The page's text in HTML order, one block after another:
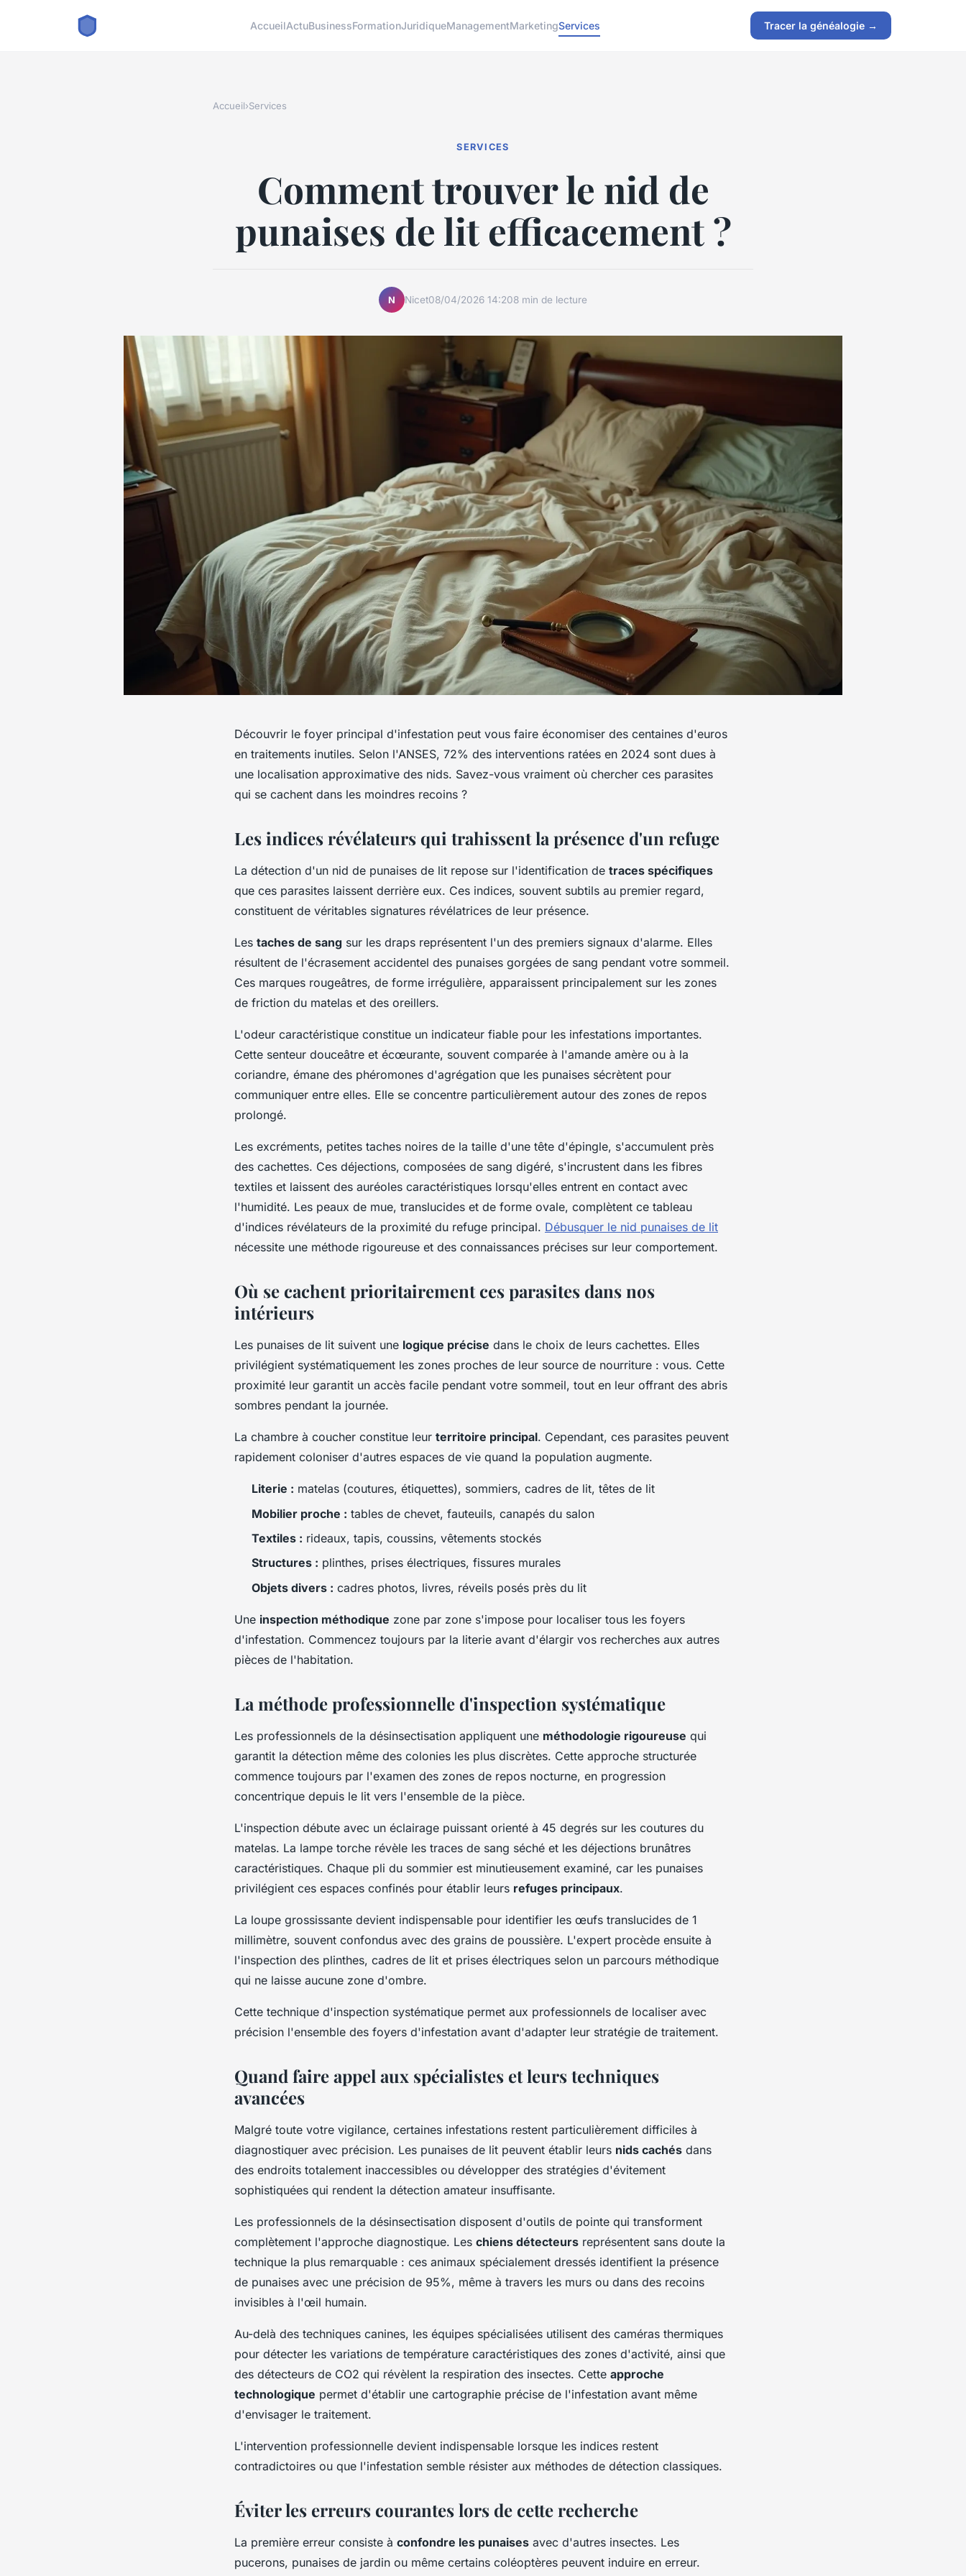
AccueilActuBusinessFormationJuridiqueManagementMarketingServices Tracer la généalogie →
Accueil›Services
SERVICES
Comment trouver le nid de
punaises de lit efficacement ?
N Nicet08/04/2026 14:208 min de lecture
Découvrir le foyer principal d'infestation peut vous faire économiser des centaines d'euros
en traitements inutiles. Selon l'ANSES, 72% des interventions ratées en 2024 sont dues à
une localisation approximative des nids. Savez-vous vraiment où chercher ces parasites
qui se cachent dans les moindres recoins ?
Les indices révélateurs qui trahissent la présence d'un refuge
La détection d'un nid de punaises de lit repose sur l'identification de traces spécifiques
que ces parasites laissent derrière eux. Ces indices, souvent subtils au premier regard,
constituent de véritables signatures révélatrices de leur présence.
Les taches de sang sur les draps représentent l'un des premiers signaux d'alarme. Elles
résultent de l'écrasement accidentel des punaises gorgées de sang pendant votre sommeil.
Ces marques rougeâtres, de forme irrégulière, apparaissent principalement sur les zones
de friction du matelas et des oreillers.
L'odeur caractéristique constitue un indicateur fiable pour les infestations importantes.
Cette senteur douceâtre et écœurante, souvent comparée à l'amande amère ou à la
coriandre, émane des phéromones d'agrégation que les punaises sécrètent pour
communiquer entre elles. Elle se concentre particulièrement autour des zones de repos
prolongé.
Les excréments, petites taches noires de la taille d'une tête d'épingle, s'accumulent près
des cachettes. Ces déjections, composées de sang digéré, s'incrustent dans les fibres
textiles et laissent des auréoles caractéristiques lorsqu'elles entrent en contact avec
l'humidité. Les peaux de mue, translucides et de forme ovale, complètent ce tableau
d'indices révélateurs de la proximité du refuge principal. Débusquer le nid punaises de lit
nécessite une méthode rigoureuse et des connaissances précises sur leur comportement.
Où se cachent prioritairement ces parasites dans nos
intérieurs
Les punaises de lit suivent une logique précise dans le choix de leurs cachettes. Elles
privilégient systématiquement les zones proches de leur source de nourriture : vous. Cette
proximité leur garantit un accès facile pendant votre sommeil, tout en leur offrant des abris
sombres pendant la journée.
La chambre à coucher constitue leur territoire principal. Cependant, ces parasites peuvent
rapidement coloniser d'autres espaces de vie quand la population augmente.
Literie : matelas (coutures, étiquettes), sommiers, cadres de lit, têtes de lit
Mobilier proche : tables de chevet, fauteuils, canapés du salon
Textiles : rideaux, tapis, coussins, vêtements stockés
Structures : plinthes, prises électriques, fissures murales
Objets divers : cadres photos, livres, réveils posés près du lit
Une inspection méthodique zone par zone s'impose pour localiser tous les foyers
d'infestation. Commencez toujours par la literie avant d'élargir vos recherches aux autres
pièces de l'habitation.
La méthode professionnelle d'inspection systématique
Les professionnels de la désinsectisation appliquent une méthodologie rigoureuse qui
garantit la détection même des colonies les plus discrètes. Cette approche structurée
commence toujours par l'examen des zones de repos nocturne, en progression
concentrique depuis le lit vers l'ensemble de la pièce.
L'inspection débute avec un éclairage puissant orienté à 45 degrés sur les coutures du
matelas. La lampe torche révèle les traces de sang séché et les déjections brunâtres
caractéristiques. Chaque pli du sommier est minutieusement examiné, car les punaises
privilégient ces espaces confinés pour établir leurs refuges principaux.
La loupe grossissante devient indispensable pour identifier les œufs translucides de 1
millimètre, souvent confondus avec des grains de poussière. L'expert procède ensuite à
l'inspection des plinthes, cadres de lit et prises électriques selon un parcours méthodique
qui ne laisse aucune zone d'ombre.
Cette technique d'inspection systématique permet aux professionnels de localiser avec
précision l'ensemble des foyers d'infestation avant d'adapter leur stratégie de traitement.
Quand faire appel aux spécialistes et leurs techniques
avancées
Malgré toute votre vigilance, certaines infestations restent particulièrement difficiles à
diagnostiquer avec précision. Les punaises de lit peuvent établir leurs nids cachés dans
des endroits totalement inaccessibles ou développer des stratégies d'évitement
sophistiquées qui rendent la détection amateur insuffisante.
Les professionnels de la désinsectisation disposent d'outils de pointe qui transforment
complètement l'approche diagnostique. Les chiens détecteurs représentent sans doute la
technique la plus remarquable : ces animaux spécialement dressés identifient la présence
de punaises avec une précision de 95%, même à travers les murs ou dans des recoins
invisibles à l'œil humain.
Au-delà des techniques canines, les équipes spécialisées utilisent des caméras thermiques
pour détecter les variations de température caractéristiques des zones d'activité, ainsi que
des détecteurs de CO2 qui révèlent la respiration des insectes. Cette approche
technologique permet d'établir une cartographie précise de l'infestation avant même
d'envisager le traitement.
L'intervention professionnelle devient indispensable lorsque les indices restent
contradictoires ou que l'infestation semble résister aux méthodes de détection classiques.
Éviter les erreurs courantes lors de cette recherche
La première erreur consiste à confondre les punaises avec d'autres insectes. Les
pucerons, punaises de jardin ou même certains coléoptères peuvent induire en erreur.